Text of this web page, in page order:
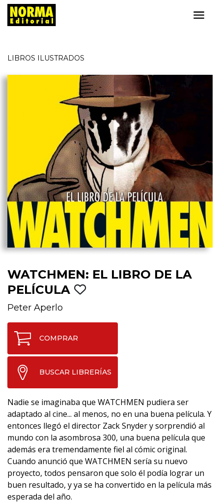
LIBROS ILUSTRADOS
WATCHMEN: EL LIBRO DE LA
PELÍCULA
Peter Aperlo
COMPRAR
BUSCAR LIBRERÍAS
Nadie se imaginaba que WATCHMEN pudiera ser
adaptado al cine... al menos, no en una buena película. Y
entonces llegó el director Zack Snyder y sorprendió al
mundo con la asombrosa 300, una buena película que
además era tremendamente fiel al cómic original.
Cuando anunció que WATCHMEN sería su nuevo
proyecto, todos pensaron que solo él podía lograr un
buen resultado, y ya se ha convertido en la película más
esperada del año.